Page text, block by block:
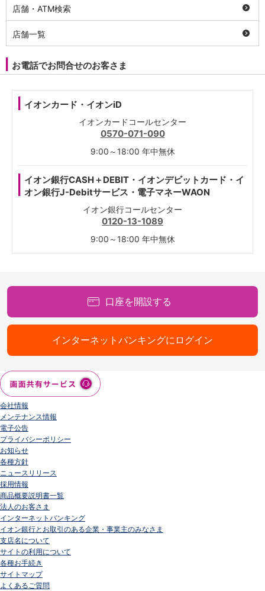
店舗・ATM検索
店舗一覧
お電話でお問合せのお客さま
イオンカード・イオンiD
イオンカードコールセンター
0570-071-090
9:00～18:00 年中無休
イオン銀行CASH＋DEBIT・イオンデビットカード・イ
オン銀行J-Debitサービス・電子マネーWAON
イオン銀行コールセンター
0120-13-1089
9:00～18:00 年中無休
口座を開設する
インターネットバンキングにログイン
会社情報
メンテナンス情報
電子公告
プライバシーポリシー
お知らせ
各種方針
ニュースリリース
採用情報
商品概要説明書一覧
法人のお客さま
インターネットバンキング
イオン銀行とお取引のある企業・事業主のみなさま
支店名について
サイトの利用について
各種お手続き
サイトマップ
よくあるご質問